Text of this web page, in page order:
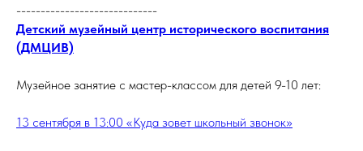
-----------------------------
Детский музейный центр исторического воспитания
(ДМЦИВ)
Музейное занятие с мастер-классом для детей 9-10 лет:
13 сентября в 13:00 «Куда зовет школьный звонок»